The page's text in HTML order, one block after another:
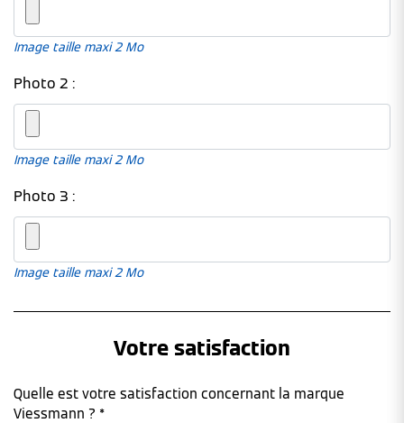
Image taille maxi 2 Mo
Photo 2 :
Image taille maxi 2 Mo
Photo 3 :
Image taille maxi 2 Mo
Votre satisfaction
Quelle est votre satisfaction concernant la marque
Viessmann ? *